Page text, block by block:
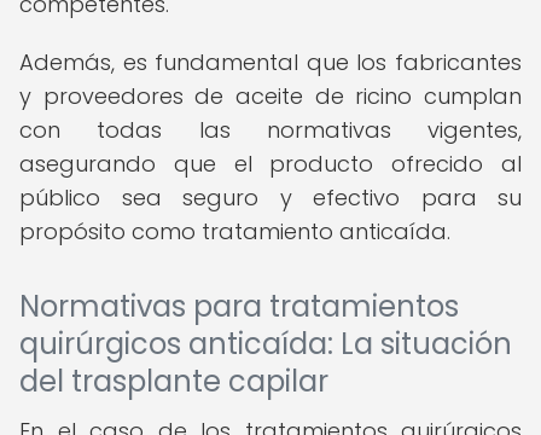
Además, es fundamental que los fabricantes
y proveedores de aceite de ricino cumplan
con todas las normativas vigentes,
asegurando que el producto ofrecido al
público sea seguro y efectivo para su
propósito como tratamiento anticaída.
Normativas para tratamientos
quirúrgicos anticaída: La situación
del trasplante capilar